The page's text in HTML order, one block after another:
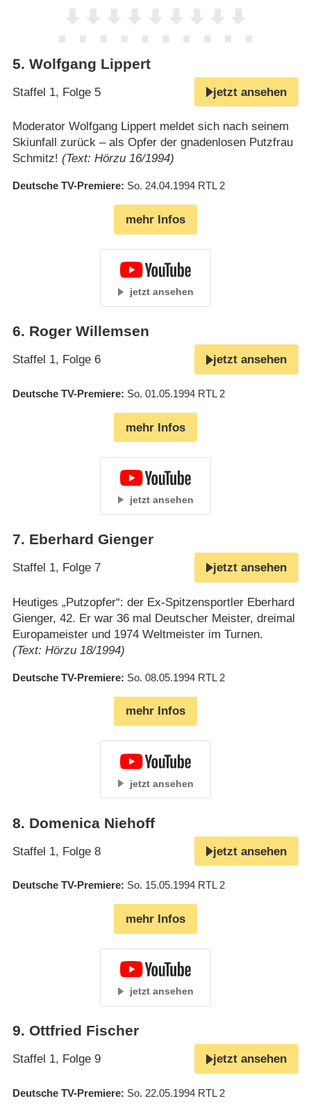
5. Wolfgang Lippert
Staffel 1, Folge 5 jetzt ansehen
Moderator Wolfgang Lippert meldet sich nach seinem
Skiunfall zurück – als Opfer der gnadenlosen Putzfrau
Schmitz! (Text: Hörzu 16/1994)
Deutsche TV-Premiere So. 24.04.1994 RTL 2
mehr Infos
jetzt ansehen
6. Roger Willemsen
Staffel 1, Folge 6 jetzt ansehen
Deutsche TV-Premiere So. 01.05.1994 RTL 2
mehr Infos
jetzt ansehen
7. Eberhard Gienger
Staffel 1, Folge 7 jetzt ansehen
Heutiges „Putzopfer“: der Ex-Spitzensportler Eberhard
Gienger, 42. Er war 36 mal Deutscher Meister, dreimal
Europameister und 1974 Weltmeister im Turnen.
(Text: Hörzu 18/1994)
Deutsche TV-Premiere So. 08.05.1994 RTL 2
mehr Infos
jetzt ansehen
8. Domenica Niehoff
Staffel 1, Folge 8 jetzt ansehen
Deutsche TV-Premiere So. 15.05.1994 RTL 2
mehr Infos
jetzt ansehen
9. Ottfried Fischer
Staffel 1, Folge 9 jetzt ansehen
Deutsche TV-Premiere So. 22.05.1994 RTL 2